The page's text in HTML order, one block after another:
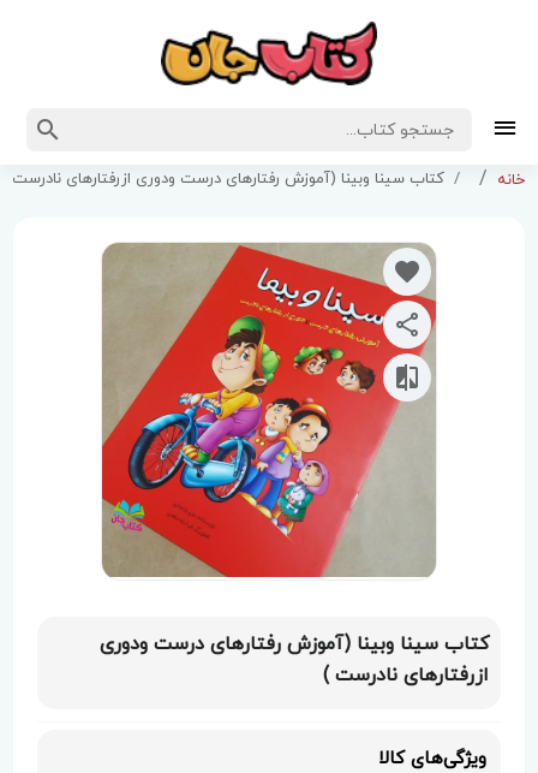
خانه کتاب سینا وبینا (آموزش رفتارهای درست ودوری ازرفتارهای نادرست )
کتاب سینا وبینا (آموزش رفتارهای درست ودوری
ازرفتارهای نادرست )
ویژگی‌های کالا